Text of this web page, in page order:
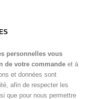
personnelles vous
de votre commande et à
et données sont
afin de respecter les
que pour nous permettre